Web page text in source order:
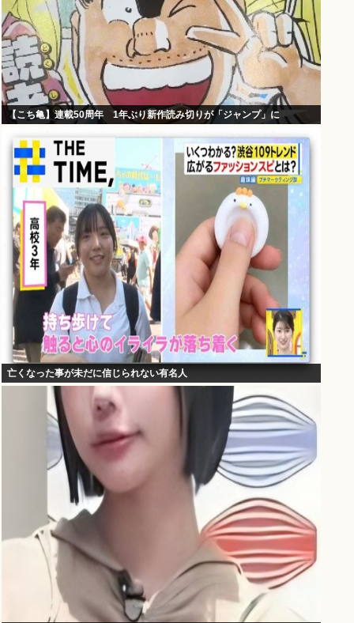
【こち亀】連載50周年 1年ぶり新作読み切りが「ジャンプ」に
亡くなった事が未だに信じられない有名人